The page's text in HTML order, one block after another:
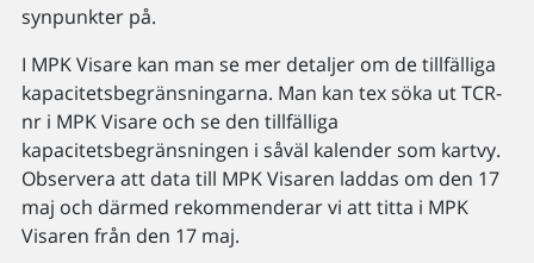
synpunkter på.
I MPK Visare kan man se mer detaljer om de tillfälliga
kapacitetsbegränsningarna. Man kan tex söka ut TCR-
nr i MPK Visare och se den tillfälliga
kapacitetsbegränsningen i såväl kalender som kartvy.
Observera att data till MPK Visaren laddas om den 17
maj och därmed rekommenderar vi att titta i MPK
Visaren från den 17 maj.